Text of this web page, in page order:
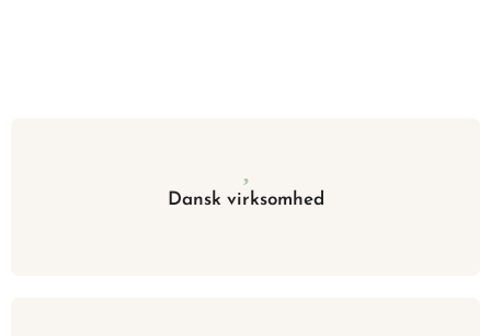
Dansk virksomhed